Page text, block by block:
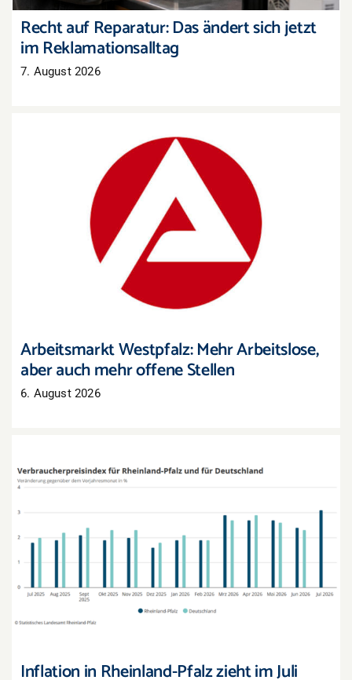
Recht auf Reparatur: Das ändert sich jetzt
im Reklamationsalltag
7. August 2026
Arbeitsmarkt Westpfalz: Mehr Arbeitslose, aber
auch mehr offene Stellen
Arbeitsmarkt Westpfalz: Mehr Arbeitslose,
aber auch mehr offene Stellen
6. August 2026
Inflation in Rheinland-Pfalz zieht im Juli deutlich
Inflation in Rheinland-Pfalz zieht im Juli